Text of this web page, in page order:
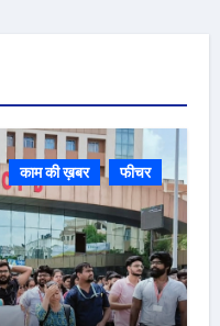
काम की ख़बर फीचर